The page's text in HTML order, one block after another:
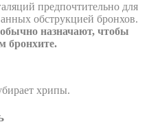
предпочтительно для
обструкцией бронхов.
обычно назначают, чтобы
бронхите.
хрипы.